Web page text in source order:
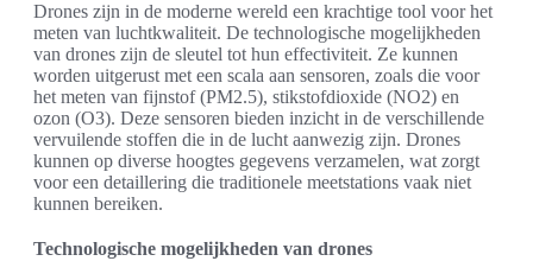
Drones zijn in de moderne wereld een krachtige tool voor het
meten van luchtkwaliteit. De technologische mogelijkheden
van drones zijn de sleutel tot hun effectiviteit. Ze kunnen
worden uitgerust met een scala aan sensoren, zoals die voor
het meten van fijnstof (PM2.5), stikstofdioxide (NO2) en
ozon (O3). Deze sensoren bieden inzicht in de verschillende
vervuilende stoffen die in de lucht aanwezig zijn. Drones
kunnen op diverse hoogtes gegevens verzamelen, wat zorgt
voor een detaillering die traditionele meetstations vaak niet
kunnen bereiken.
Technologische mogelijkheden van drones